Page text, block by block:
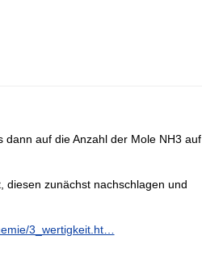
auf die Anzahl der Mole NH3 auf
diesen zunächst nachschlagen und
3_wertigkeit.ht…